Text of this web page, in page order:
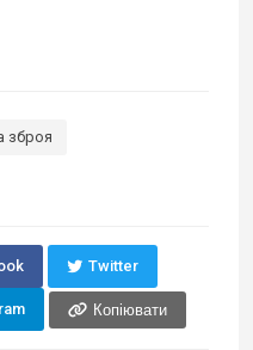
зброя
Twitter
Копіювати